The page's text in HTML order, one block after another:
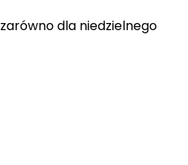
dla niedzielnego